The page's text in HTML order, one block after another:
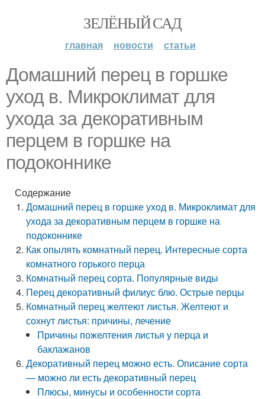
ЗЕЛЁНЫЙ САД
главная новости статьи
Домашний перец в горшке
уход в. Микроклимат для
ухода за декоративным
перцем в горшке на
подоконнике
Содержание
Домашний перец в горшке уход в. Микроклимат для
ухода за декоративным перцем в горшке на
подоконнике
Как опылять комнатный перец. Интересные сорта
комнатного горького перца
Комнатный перец сорта. Популярные виды
Перец декоративный филиус блю. Острые перцы
Комнатный перец желтеют листья. Желтеют и
сохнут листья: причины, лечение
Причины пожелтения листья у перца и
баклажанов
Декоративный перец можно есть. Описание сорта
— можно ли есть декоративный перец
Плюсы, минусы и особенности сорта